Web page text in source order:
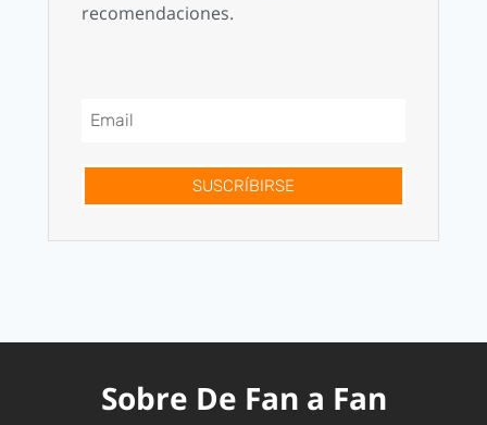
recomendaciones.
SUSCRÍBIRSE
Sobre De Fan a Fan